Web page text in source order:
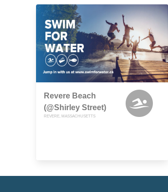
Revere Beach
(@Shirley Street)
REVERE, MASSACHUSETTS